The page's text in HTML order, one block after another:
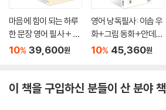
마음에 힘이 되는 하루
한 문장 영어 필사 + 마
음이 단단해지는 하루
10% 39,600원
영어 낭독필사: 이솝 우
화+그림 동화+안데르
센 동화 세트
10% 45,360원
이 책을 구입하신 분들이 산 분야 책